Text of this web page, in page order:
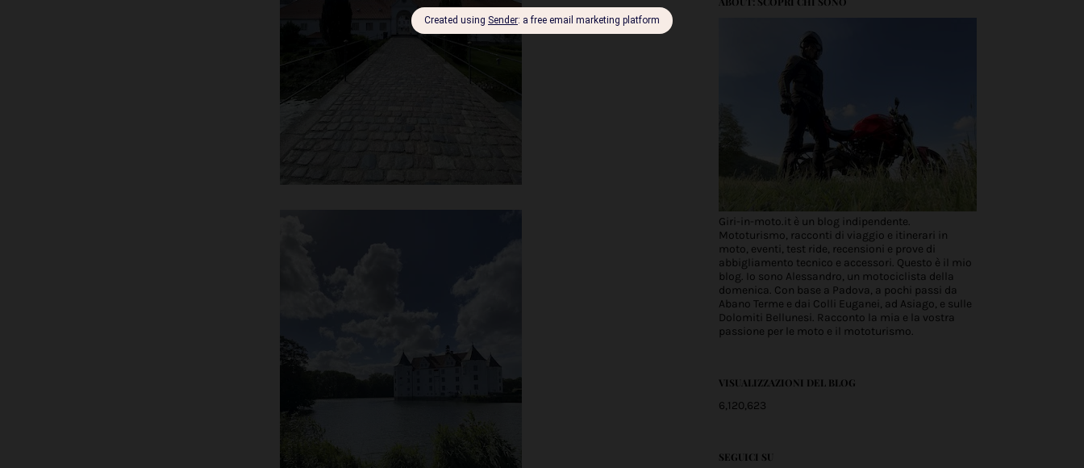
Giri-in-moto.it è un blog indipendente.
Mototurismo, racconti di viaggio e itinerari in
moto, eventi, test ride, recensioni e prove di
abbigliamento tecnico e accessori. Questo è il mio
blog. Io sono Alessandro, un motociclista della
domenica. Con base a Padova, a pochi passi da
Abano Terme e dai Colli Euganei, ad Asiago, e sulle
Dolomiti Bellunesi. Racconto la mia e la vostra
passione per le moto e il mototurismo.
VISUALIZZAZIONI DEL BLOG
6,120,623
SEGUICI SU